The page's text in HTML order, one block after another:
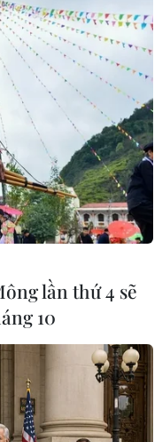
Hà Đông làm thủ tục xét
Hiếu/TTXVN)
được lấy mẫu tại
non 3/2 sáng 19/8.
lần thứ 4 sẽ
10